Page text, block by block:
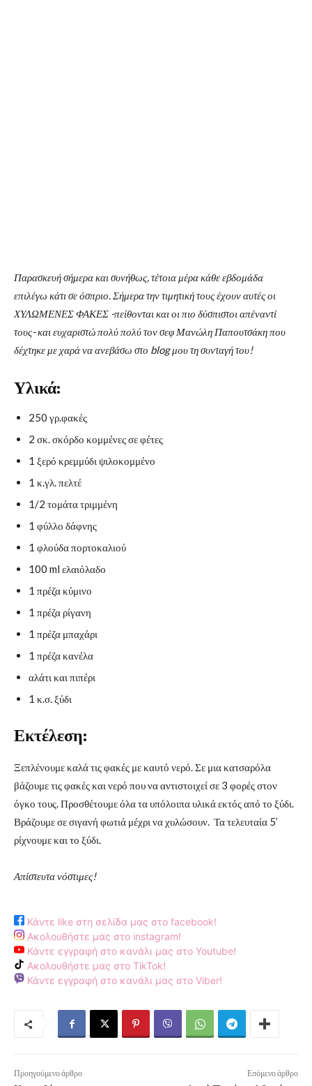
Παρασκευή σήμερα και συνήθως, τέτοια μέρα κάθε εβδομάδα
επιλέγω κάτι σε όσπριο. Σήμερα την τιμητική τους έχουν αυτές οι
ΧΥΛΩΜΕΝΕΣ ΦΑΚΕΣ -πείθονται και οι πιο δύσπιστοι απέναντί
τους- και ευχαριστώ πολύ πολύ τον σεφ Μανώλη Παπουτσάκη που
δέχτηκε με χαρά να ανεβάσω στο blog μου τη συνταγή του!
Υλικά:
250 γρ.φακές
2 σκ. σκόρδο κομμένες σε φέτες
1 ξερό κρεμμύδι ψιλοκομμένο
1 κ.γλ. πελτέ
1/2 τομάτα τριμμένη
1 φύλλο δάφνης
1 φλούδα πορτοκαλιού
100 ml ελαιόλαδο
1 πρέζα κύμινο
1 πρέζα ρίγανη
1 πρέζα μπαχάρι
1 πρέζα κανέλα
αλάτι και πιπέρι
1 κ.σ. ξύδι
Εκτέλεση:
Ξεπλένουμε καλά τις φακές με καυτό νερό. Σε μια κατσαρόλα
βάζουμε τις φακές και νερό που να αντιστοιχεί σε 3 φορές στον
όγκο τους. Προσθέτουμε όλα τα υπόλοιπα υλικά εκτός από το ξύδι.
Βράζουμε σε σιγανή φωτιά μέχρι να χυλώσουν. Τα τελευταία 5’
ρίχνουμε και το ξύδι.
Απίστευτα νόστιμες!
Κάντε like στη σελίδα μας στο facebook!
Ακολουθήστε μας στο instagram!
Κάντε εγγραφή στο κανάλι μας στο Youtube!
Ακολουθήστε μας στο TikTok!
Κάντε εγγραφή στο κανάλι μας στο Viber!
Προηγούμενο άρθρο Επόμενο άρθρο